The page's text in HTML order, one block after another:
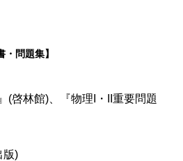
・問題集】
(啓林館)、『物理I・II重要問題
版)